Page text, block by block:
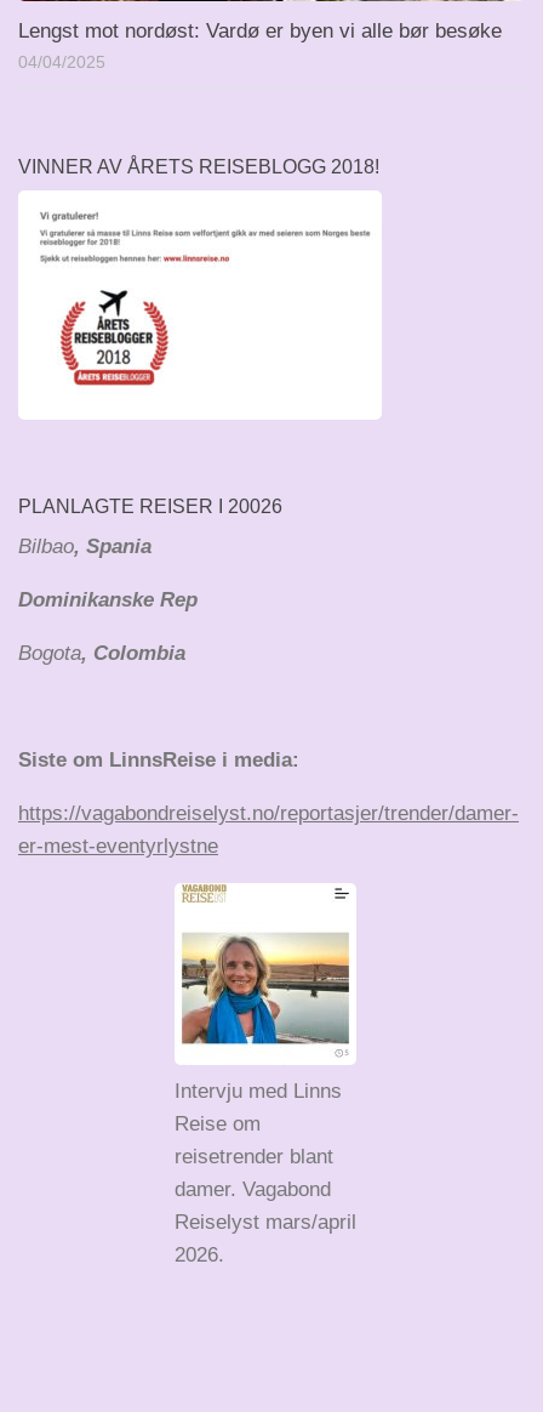
Lengst mot nordøst: Vardø er byen vi alle bør besøke
04/04/2025
VINNER AV ÅRETS REISEBLOGG 2018!
PLANLAGTE REISER I 20026
Bilbao, Spania
Dominikanske Rep
Bogota, Colombia
Siste om LinnsReise i media:
https://vagabondreiselyst.no/reportasjer/trender/damer-
er-mest-eventyrlystne
Intervju med Linns
Reise om
reisetrender blant
damer. Vagabond
Reiselyst mars/april
2026.